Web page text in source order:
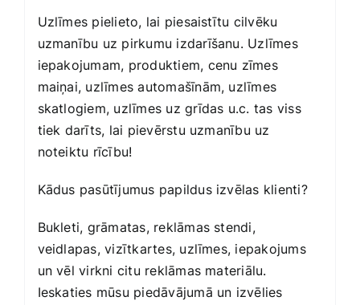
Uzlīmes pielieto, lai piesaistītu cilvēku
uzmanību uz pirkumu izdarīšanu. Uzlīmes
iepakojumam, produktiem, cenu zīmes
maiņai, uzlīmes automašīnām, uzlīmes
skatlogiem, uzlīmes uz grīdas u.c. tas viss
tiek darīts, lai pievērstu uzmanību uz
noteiktu rīcību!
Kādus pasūtījumus papildus izvēlas klienti?
Bukleti, grāmatas, reklāmas stendi,
veidlapas,vizītkartes, uzlīmes, iepakojums
un vēl virkni citu reklāmas materiālu.
Ieskaties mūsu piedāvājumā un izvēlies